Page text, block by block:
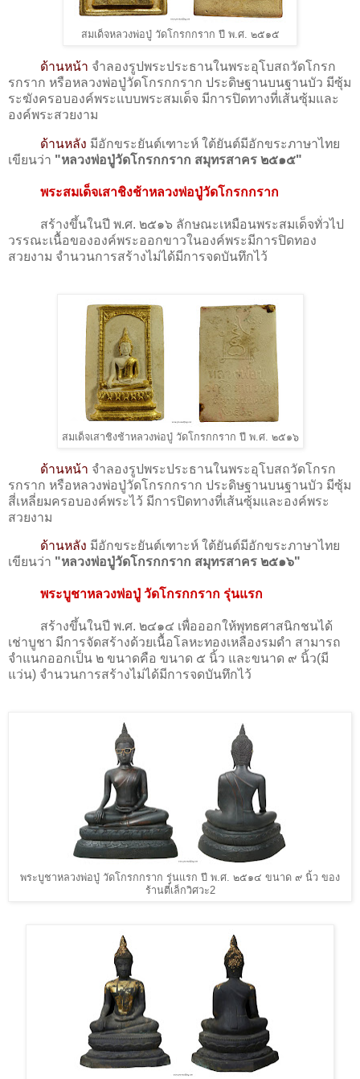
สมเด็จหลวงพ่อปู่ วัดโกรกกราก ปี พ.ศ. ๒๕๑๕
ด้านหน้า จำลองรูปพระประธานในพระอุโบสถวัดโกรก
รกราก หรือหลวงพ่อปู่วัดโกรกกราก ประดิษฐานบนฐานบัว มีซุ้ม
ระฆังครอบองค์พระแบบพระสมเด็จ มีการปิดทางที่เส้นซุ้มและ
องค์พระสวยงาม
ด้านหลัง มีอักขระยันต์เฑาะห์ ใต้ยันต์มีอักขระภาษาไทย
เขียนว่า "หลวงพ่อปู่วัดโกรกกราก สมุทรสาคร ๒๕๑๕"
พระสมเด็จเสาชิงช้าหลวงพ่อปู่วัดโกรกกราก
สร้างขึ้นในปี พ.ศ. ๒๕๑๖ ลักษณะเหมือนพระสมเด็จทั่วไป
วรรณะเนื้อขององค์พระออกขาวในองค์พระมีการปิดทอง
สวยงาม จำนวนการสร้างไม่ได้มีการจดบันทึกไว้
สมเด็จเสาชิงช้าหลวงพ่อปู่ วัดโกรกกราก ปี พ.ศ. ๒๕๑๖
ด้านหน้า จำลองรูปพระประธานในพระอุโบสถวัดโกรก
รกราก หรือหลวงพ่อปู่วัดโกรกกราก ประดิษฐานบนฐานบัว มีซุ้ม
สี่เหลี่ยมครอบองค์พระไว้ มีการปิดทางที่เส้นซุ้มและองค์พระ
สวยงาม
ด้านหลัง มีอักขระยันต์เฑาะห์ ใต้ยันต์มีอักขระภาษาไทย
เขียนว่า "หลวงพ่อปู่วัดโกรกกราก สมุทรสาคร ๒๕๑๖"
พระบูชาหลวงพ่อปู่ วัดโกรกกราก รุ่นแรก
สร้างขึ้นในปี พ.ศ. ๒๔๑๔ เพื่อออกให้พุทธศาสนิกชนได้
เช่าบูชา มีการจัดสร้างด้วยเนื้อโลหะทองเหลืองรมดำ สามารถ
จำแนกออกเป็น ๒ ขนาดคือ ขนาด ๕ นิ้ว และขนาด ๙ นิ้ว(มี
แว่น) จำนวนการสร้างไม่ได้มีการจดบันทึกไว้
พระบูชาหลวงพ่อปู่ วัดโกรกกราก รุ่นแรก ปี พ.ศ. ๒๕๑๔ ขนาด ๙ นิ้ว ของ
ร้านตี๋เล็กวิศวะ2